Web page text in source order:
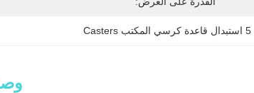
, 5 استبدال قاعدة كرسي المكتب Casters